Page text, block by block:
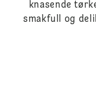
knasende
smakfull og